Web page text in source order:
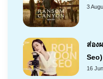
3
ส่อง
16